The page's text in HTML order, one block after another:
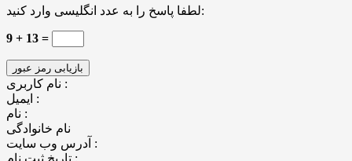
لطفا پاسخ را به عدد انگلیسی وارد کنید:
9 + 13 =
نام کاربری :
ایمیل :
نام :
نام خانوادگی
آدرس وب سایت :
تاریخ ثبت نام :